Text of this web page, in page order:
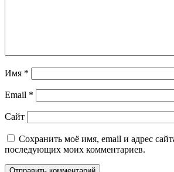
Имя *
Email *
Сайт
Сохранить моё имя, email и адрес
последующих моих комментариев.